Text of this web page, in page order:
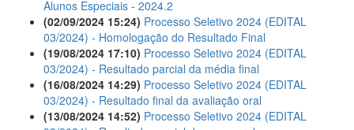
Alunos Especiais - 2024.2
(02/09/2024 15:24) Processo Seletivo 2024 (EDITAL
03/2024) - Homologação do Resultado Final
(19/08/2024 17:10) Processo Seletivo 2024 (EDITAL
03/2024) - Resultado parcial da média final
(16/08/2024 14:29) Processo Seletivo 2024 (EDITAL
03/2024) - Resultado final da avaliação oral
(13/08/2024 14:52) Processo Seletivo 2024 (EDITAL